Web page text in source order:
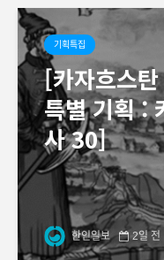
기획특집
[카자흐스
특별 기획 :
사 30]
한인일보 2일 전